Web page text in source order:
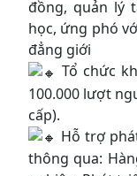
đồng, quản lý
học, ứng phó
đẳng giới
Tổ chức
100.000 lượt
cấp).
Hỗ trợ
thông qua: